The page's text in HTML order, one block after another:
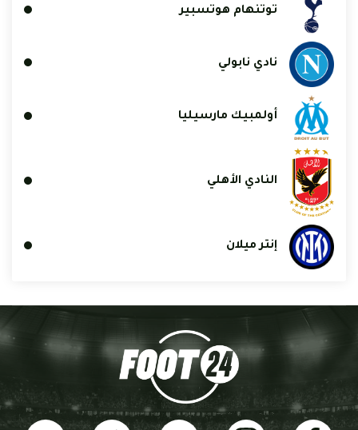
توتنهام هوتسبير
نادي نابولي
أولمبيك مارسيليا
النادي الأهلي
إنتر ميلان